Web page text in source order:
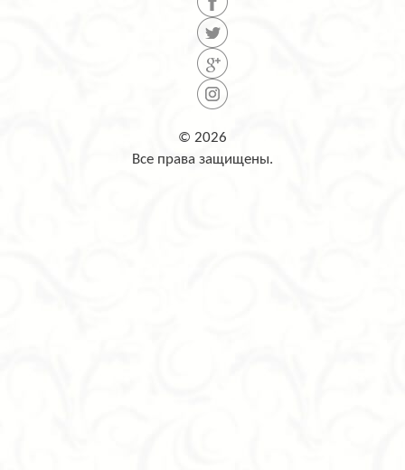
© 2026
Все права защищены.